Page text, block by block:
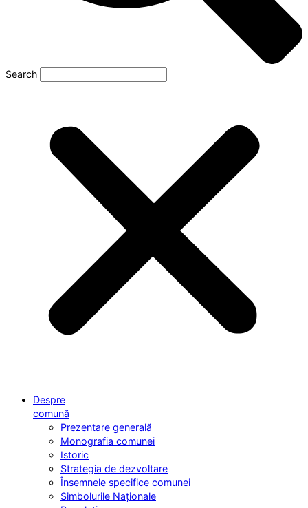
Search
Despre
comună
Prezentare generală
Monografia comunei
Istoric
Strategia de dezvoltare
Însemnele specifice comunei
Simbolurile Naționale